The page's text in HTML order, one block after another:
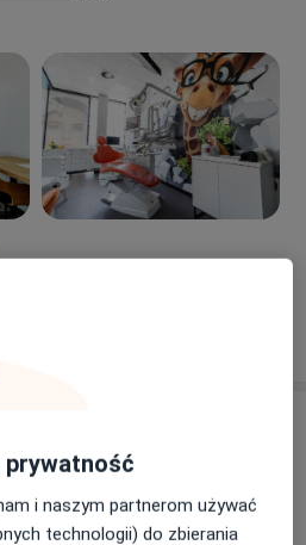
prywatność
i naszym partnerom używać
technologii) do zbierania